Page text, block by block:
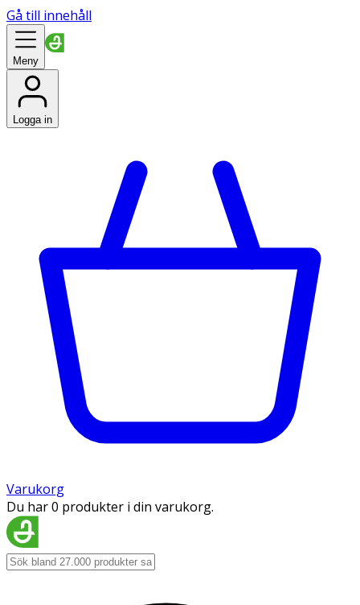
Gå till innehåll
Meny
Logga in
Varukorg
Du har 0 produkter i din varukorg.